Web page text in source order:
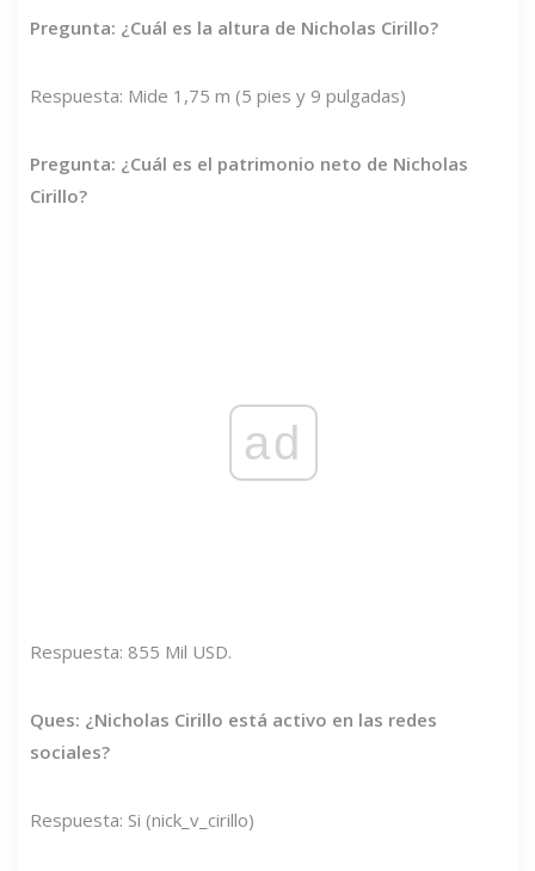
Pregunta: ¿Cuál es la altura de Nicholas Cirillo?
Respuesta: Mide 1,75 m (5 pies y 9 pulgadas)
Pregunta: ¿Cuál es el patrimonio neto de Nicholas
Cirillo?
ad
Respuesta: 855 Mil USD.
Ques: ¿Nicholas Cirillo está activo en las redes
sociales?
Respuesta: Si (nick_v_cirillo)